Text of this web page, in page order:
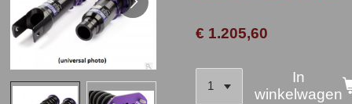
€ 1.205,60
In
winkelwagen